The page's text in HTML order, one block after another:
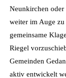
Neunkirchen
weiter im Auge zu
gemeinsame
Riegel
Gemeinden
aktiv entwickelt